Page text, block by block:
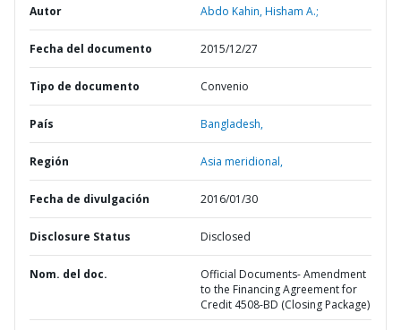
Autor Abdo Kahin, Hisham A.;
Fecha del documento 2015/12/27
Tipo de documento Convenio
País Bangladesh,
Región Asia meridional,
Fecha de divulgación 2016/01/30
Disclosure Status Disclosed
Nom. del doc.
Official Documents- Amendment
to the Financing Agreement for
Credit 4508-BD (Closing Package)